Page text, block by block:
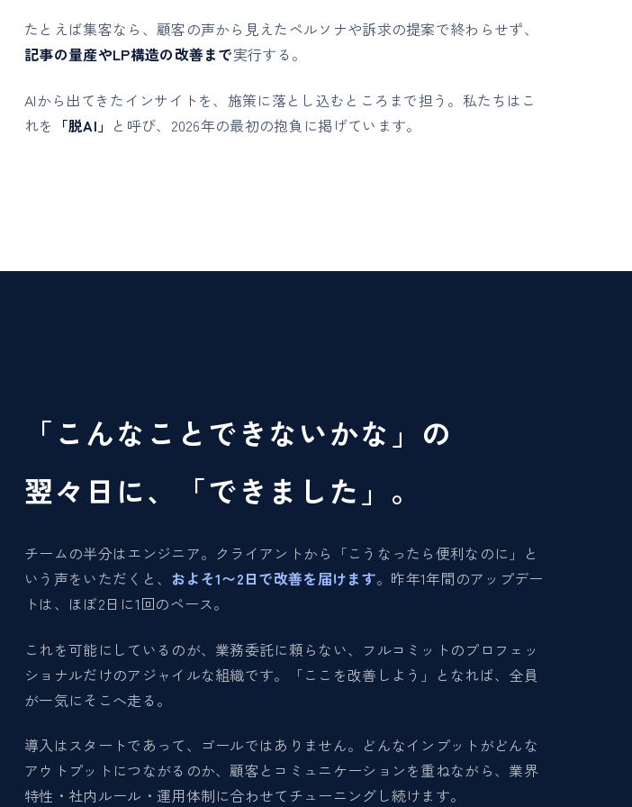
たとえば集客なら、顧客の声から見えたペルソナや訴求の提案で終わらせず、
記事の量産やLP構造の改善まで実行する。
AIから出てきたインサイトを、施策に落とし込むところまで担う。私たちはこ
れを 「脱AI」 と呼び、2026年の最初の抱負に掲げています。
「こんなことできないかな」の
翌々日に、「できました」。
チームの半分はエンジニア。クライアントから「こうなったら便利なのに」と
いう声をいただくと、 およそ1〜2日で改善を届けます。昨年1年間のアップデー
トは、ほぼ2日に1回のペース。
これを可能にしているのが、業務委託に頼らない、フルコミットのプロフェッ
ショナルだけのアジャイルな組織です。「ここを改善しよう」となれば、全員
が一気にそこへ走る。
導入はスタートであって、ゴールではありません。どんなインプットがどんな
アウトプットにつながるのか、顧客とコミュニケーションを重ねながら、業界
特性・社内ルール・運用体制に合わせてチューニングし続けます。